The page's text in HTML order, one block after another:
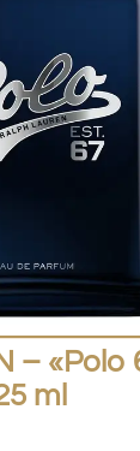
– «Polo
ml